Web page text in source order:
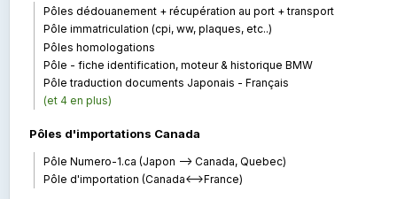
Pôles dédouanement + récupération au port + transport
Pôle immatriculation (cpi, ww, plaques, etc..)
Pôles homologations
Pôle - fiche identification, moteur & historique BMW
Pôle traduction documents Japonais - Français
(et 4 en plus)
Pôles d'importations Canada
Pôle Numero-1.ca (Japon --> Canada, Quebec)
Pôle d'importation (Canada<-->France)